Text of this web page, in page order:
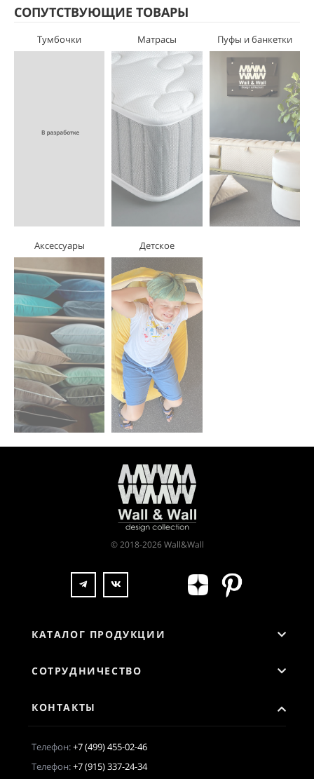
СОПУТСТВУЮЩИЕ ТОВАРЫ
Тумбочки Матрасы Пуфы и банкетки
Аксессуары Детское
© 2018-2026 Wall&Wall
КАТАЛОГ ПРОДУКЦИИ
СОТРУДНИЧЕСТВО
КОНТАКТЫ
Телефон:+7 (499) 455-02-46
Телефон:+7 (915) 337-24-34